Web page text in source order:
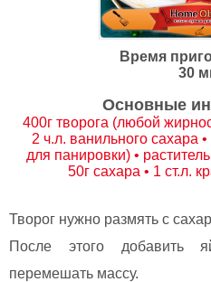
Время
30
Основные
400г творога (любой
2 ч.л. ванильного сахара
для панировки) •
50г сахара • 1 ст.л.
Творог нужно размять с
После этого добавить
перемешать массу.